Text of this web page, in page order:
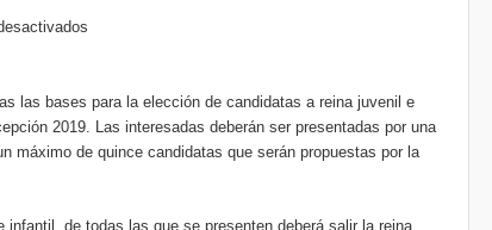
las bases para la elección de candidatas a reina juvenil e
2019. Las interesadas deberán ser presentadas por una
máximo de quince candidatas que serán propuestas por la
de todas las que se presenten deberá salir la reina